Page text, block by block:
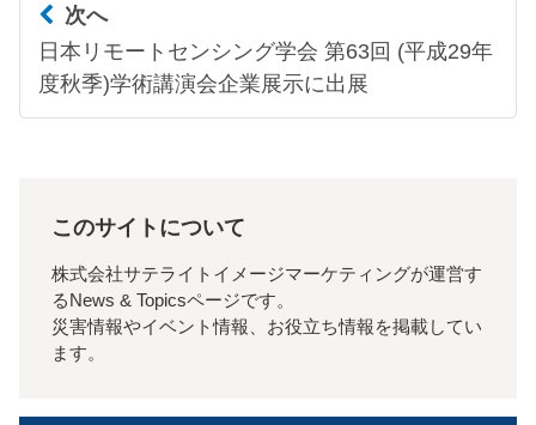
次へ
日本リモートセンシング学会 第63回 (平成29年
度秋季)学術講演会企業展示に出展
このサイトについて
株式会社サテライトイメージマーケティングが運営す
るNews & Topicsページです。
災害情報やイベント情報、お役立ち情報を掲載してい
ます。